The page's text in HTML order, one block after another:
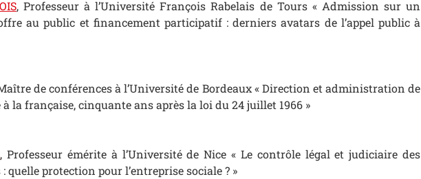
, Professeur à l’Université François Rabelais de Tours « Admission sur un
au public et financement participatif : derniers avatars de l’appel public à
de conférences à l’Université de Bordeaux « Direction et administration de
la française, cinquante ans après la loi du 24 juillet 1966 »
, Professeur émérite à l’Université de Nice « Le contrôle légal et judiciaire des
quelle protection pour l’entreprise sociale ? »